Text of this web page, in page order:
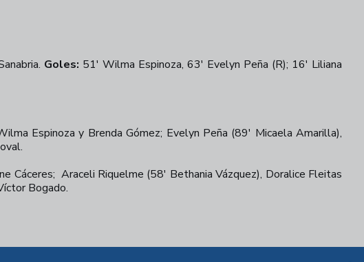
Goles: 51' Wilma Espinoza, 63' Evelyn Peña (R); 16' Liliana
Espinoza y Brenda Gómez; Evelyn Peña (89' Micaela Amarilla),
Cáceres; Araceli Riquelme (58' Bethania Vázquez), Doralice Fleitas
Bogado.